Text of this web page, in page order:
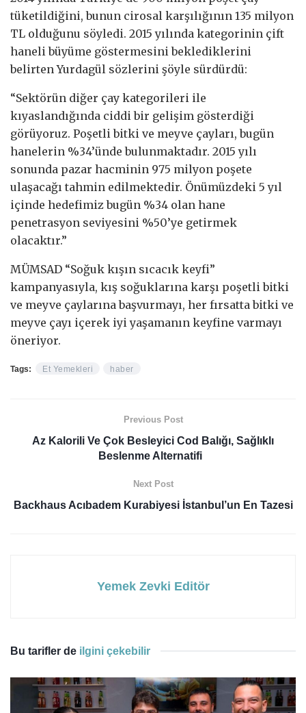
tüketildiğini, bunun cirosal karşılığının 135 milyon
TL olduğunu söyledi. 2015 yılında kategorinin çift
haneli büyüme göstermesini beklediklerini
belirten Yurdagül sözlerini şöyle sürdürdü:
“Sektörün diğer çay kategorileri ile
kıyaslandığında ciddi bir gelişim gösterdiği
görüyoruz. Poşetli bitki ve meyve çayları, bugün
hanelerin %34’ünde bulunmaktadır. 2015 yılı
sonunda pazar hacminin 975 milyon poşete
ulaşacağı tahmin edilmektedir. Önümüzdeki 5 yıl
içinde hedefimiz bugün %34 olan hane
penetrasyon seviyesini %50’ye getirmek
olacaktır.”
MÜMSAD “Soğuk kışın sıcacık keyfi”
kampanyasıyla, kış soğuklarına karşı poşetli bitki
ve meyve çaylarına başvurmayı, her fırsatta bitki ve
meyve çayı içerek iyi yaşamanın keyfine varmayı
öneriyor.
Tags: Et Yemekleri haber
Previous Post
Az Kalorili Ve Çok Besleyici Cod Balığı, Sağlıklı
Beslenme Alternatifi
Next Post
Backhaus Acıbadem Kurabiyesi İstanbul’un En Tazesi
Yemek Zevki Editör
Bu tarifler de ilgini çekebilir